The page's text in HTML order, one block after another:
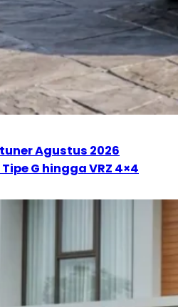
Agustus 2026
G hingga VRZ 4×4